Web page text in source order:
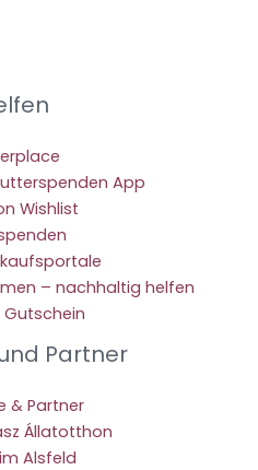
App
Wishlist
– nachhaltig helfen
Gutschein
Partner
& Partner
Állatotthon
Alsfeld